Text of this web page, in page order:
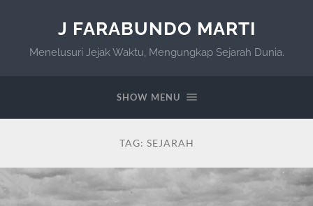
J FARABUNDO MARTI
Menelusuri Jejak Waktu, Mengungkap Sejarah Dunia.
SHOW MENU
TAG: SEJARAH